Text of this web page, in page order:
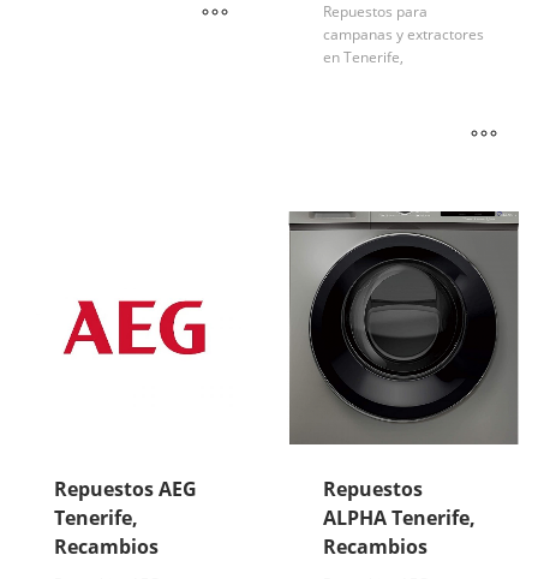
Repuestos para
campanas y extractores
en Tenerife,
Repuestos AEG
Tenerife,
Recambios
Repuestos
ALPHA Tenerife,
Recambios